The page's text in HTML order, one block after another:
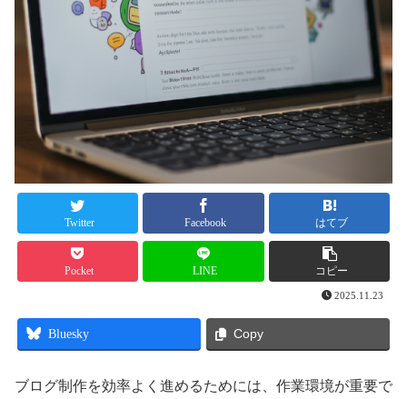
Twitter Facebook はてブ
Pocket LINE コピー
2025.11.23
Bluesky Copy
ブログ制作を効率よく進めるためには、作業環境が重要で